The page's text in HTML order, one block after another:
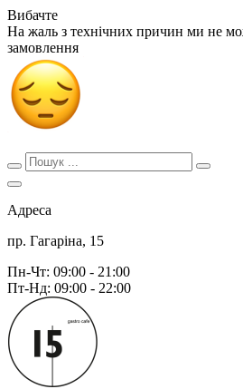
Вибачте
На жаль з технічних причин ми не
замовлення
Адреса
пр. Гагаріна, 15
Пн-Чт: 09:00 - 21:00
Пт-Нд: 09:00 - 22:00